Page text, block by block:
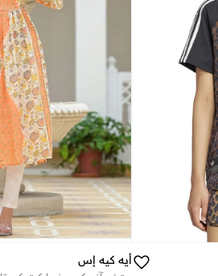
أيه كيه إس